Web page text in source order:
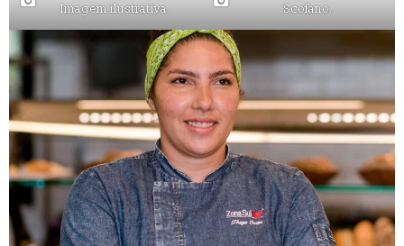
Imagem ilustrativa.
Scofano.